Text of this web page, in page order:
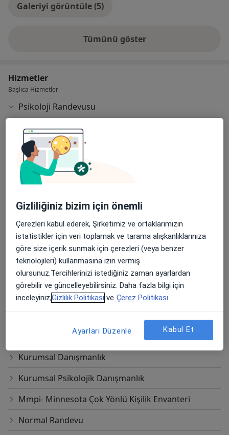
Galeriyi görüntüle (5)
Tümünü gösterdeneyim hakkında
Hizmetler
Başlıca Hizmetler
Psikoloji Randevusu
Online Danışmanlık
Ahmet Yesevi Mahallesi Sanayi Cadde Bahçe Sokak
No:28 Ceyhan Plaza İş Merkezi, Bursa
Uzm. Kln. Psk. Zeynep Özgörüş
Ağlama ve Öfke Nöbetleri
Bilişsel Davranışçı Terapi
Bireysel Terapi
Davranış Bozuklukları
EMDR Terapi
Kurumsal Danışmanlık
Kurumsal Psikolojik Danışmanlık
Mmpi- Minnesota Çok Yönlü Kişilik Envanteri
Normal Randevu
Gizliliğiniz bizim için önemli
Çerezleri kabul ederek, Şirketimiz ve ortaklarımızın
istatistikler için veri toplamak ve tarama alışkanlıklarınıza
göre size içerik sunmak için çerezleri (veya benzer
teknolojileri) kullanmasına izin vermiş
olursunuz.Tercihlerinizi istediğiniz zaman ayarlardan
görebilir ve güncelleyebilirsiniz. Daha fazla bilgi için
inceleyiniz,Gizlilik Politikası ve Çerez Politikası.
Ayarları Düzenle Kabul Et